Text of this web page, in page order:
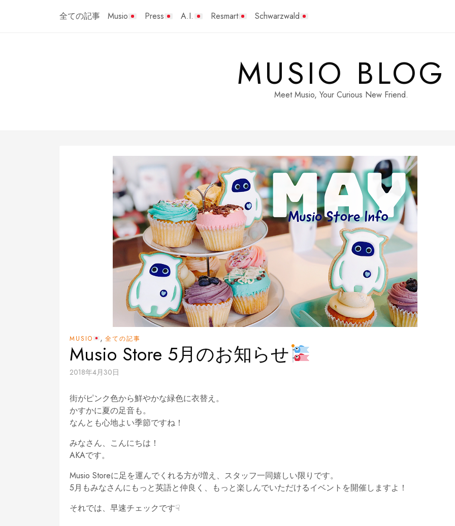
全ての記事 Musio Press A.I. Resmart Schwarzwald
MUSIO BLOG
Meet Musio, Your Curious New Friend.
MUSIO , 全ての記事
Musio Store 5月のお知らせ
2018年4月30日
街がピンク色から鮮やかな緑色に衣替え。
かすかに夏の足音も。
なんとも心地よい季節ですね！
みなさん、こんにちは！
AKAです。
Musio Storeに足を運んでくれる方が増え、スタッフ一同嬉しい限りです。
5月もみなさんにもっと英語と仲良く、もっと楽しんでいただけるイベントを開催しますよ！
それでは、早速チェックです☟